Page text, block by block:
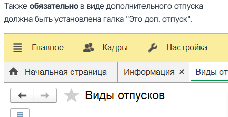
Также обязательно в виде дополнительного отпуска
должна быть установлена галка "Это доп. отпуск".